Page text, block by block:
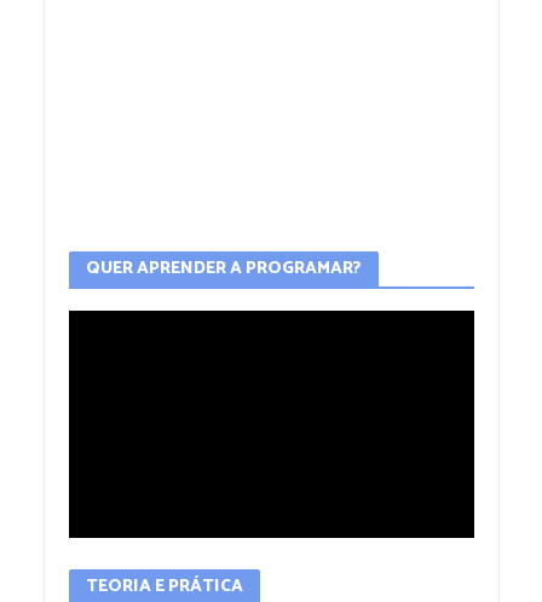
QUER APRENDER A PROGRAMAR?
TEORIA E PRÁTICA